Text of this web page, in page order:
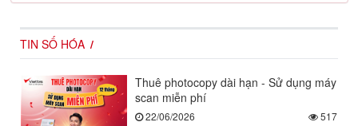
TIN SỐ HÓA
Thuê photocopy dài hạn - Sử dụng máy
scan miễn phí
22/06/2026 517